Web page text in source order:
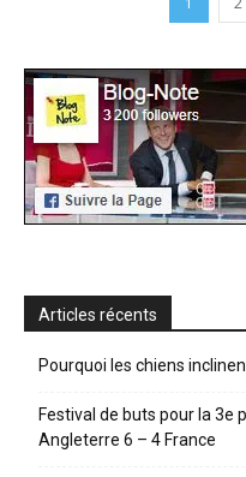
Articles récents
Pourquoi les chiens
Festival de buts pour la 3e
Angleterre 6 – 4 France